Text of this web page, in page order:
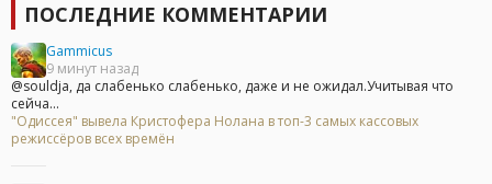
ПОСЛЕДНИЕ КОММЕНТАРИИ
Gammicus
9 минут назад
@souldja, да слабенько слабенько, даже и не ожидал.Учитывая что
сейча...
"Одиссея" вывела Кристофера Нолана в топ-3 самых кассовых
режиссёров всех времён